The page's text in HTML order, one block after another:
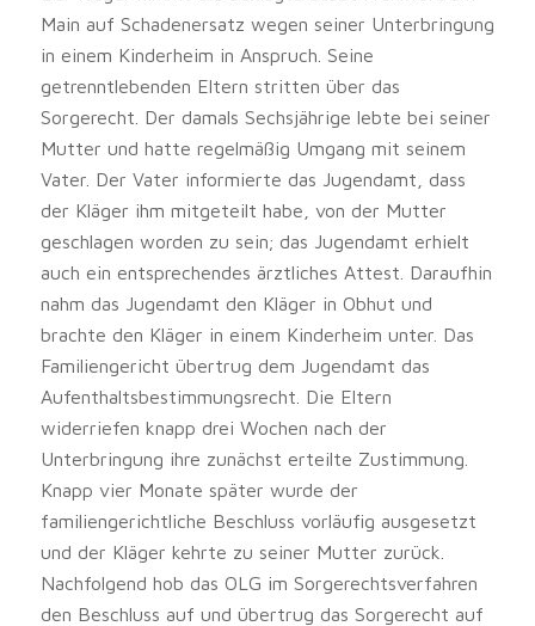
Main auf Schadenersatz wegen seiner Unterbringung
in einem Kinderheim in Anspruch. Seine
getrenntlebenden Eltern stritten über das
Sorgerecht. Der damals Sechsjährige lebte bei seiner
Mutter und hatte regelmäßig Umgang mit seinem
Vater. Der Vater informierte das Jugendamt, dass
der Kläger ihm mitgeteilt habe, von der Mutter
geschlagen worden zu sein; das Jugendamt erhielt
auch ein entsprechendes ärztliches Attest. Daraufhin
nahm das Jugendamt den Kläger in Obhut und
brachte den Kläger in einem Kinderheim unter. Das
Familiengericht übertrug dem Jugendamt das
Aufenthaltsbestimmungsrecht. Die Eltern
widerriefen knapp drei Wochen nach der
Unterbringung ihre zunächst erteilte Zustimmung.
Knapp vier Monate später wurde der
familiengerichtliche Beschluss vorläufig ausgesetzt
und der Kläger kehrte zu seiner Mutter zurück.
Nachfolgend hob das OLG im Sorgerechtsverfahren
den Beschluss auf und übertrug das Sorgerecht auf